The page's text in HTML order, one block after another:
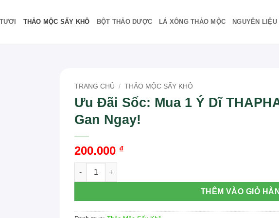
THẢO MỘC SẤY KHÔ BỘT THẢO DƯỢC LÁ XÔNG THẢO MỘC NGUYÊN LIỆU
TRANG CHỦ / THẢO MỘC SẤY KHÔ
Ưu Đãi Sốc: Mua 1 Ý Dĩ
Gan Ngay!
200.000 ₫
Ưu Đãi Sốc: Mua 1 Ý Dĩ THAPHACO Tặng Trà Mát Gan Ngay!
THÊM VÀO GIỎ